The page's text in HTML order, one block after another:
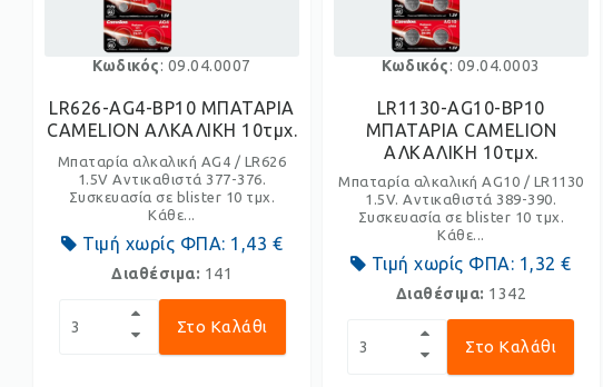
Κωδικός: 09.04.0007
LR626-AG4-BP10 ΜΠΑΤΑΡΙΑ
CAMELION ΑΛKΑΛΙKΗ 10τμχ.
Μπαταρία αλκαλική AG4 / LR626
1.5V Αντικαθιστά 377-376.
Συσκευασία σε blister 10 τμχ.
Κάθε...
Τιμή χωρίς ΦΠΑ: 1,43 €
Διαθέσιμα: 141
Στο Καλάθι
Κωδικός: 09.04.0003
LR1130-AG10-BP10
ΜΠΑΤΑΡΙΑ CAMELION
ΑΛΚΑΛΙΚΗ 10τμχ.
Μπαταρία αλκαλική AG10 / LR1130
1.5V. Αντικαθιστά 389-390.
Συσκευασία σε blister 10 τμχ.
Κάθε...
Τιμή χωρίς ΦΠΑ: 1,32 €
Διαθέσιμα: 1342
Στο Καλάθι